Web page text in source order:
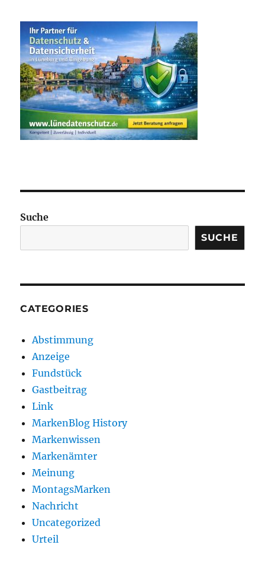
Suche
SUCHE
CATEGORIES
Abstimmung
Anzeige
Fundstück
Gastbeitrag
Link
MarkenBlog History
Markenwissen
Markenämter
Meinung
MontagsMarken
Nachricht
Uncategorized
Urteil